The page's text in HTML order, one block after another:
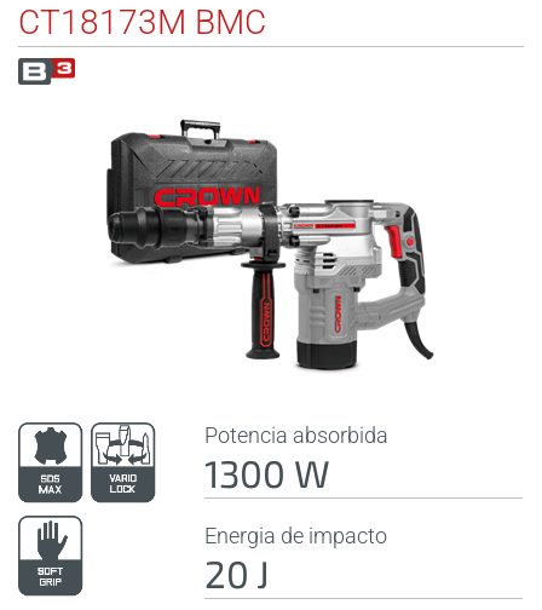
CT18173M BMC
Potencia absorbida
1300 W
Energia de impacto
20 J